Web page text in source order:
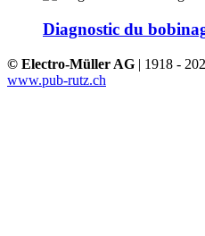
Diagnostic du
© Electro-Müller AG | 1918 -
www.pub-rutz.ch